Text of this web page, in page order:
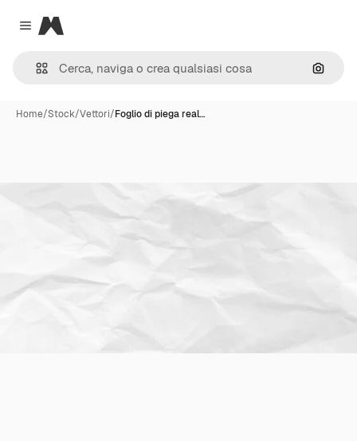
Close menu
Magnific
Cerca
Home/Stock/Vettori/Foglio di piega real…